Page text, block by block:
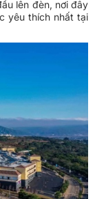
lên đèn, nơi đây
yêu thích nhất tại